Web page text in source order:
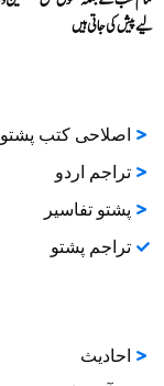
لیے پیش کی جاتی ہیں
اصلاحی کتب پشتو
تراجم اردو
پشتو تفاسیر
تراجم پشتو
احادیث